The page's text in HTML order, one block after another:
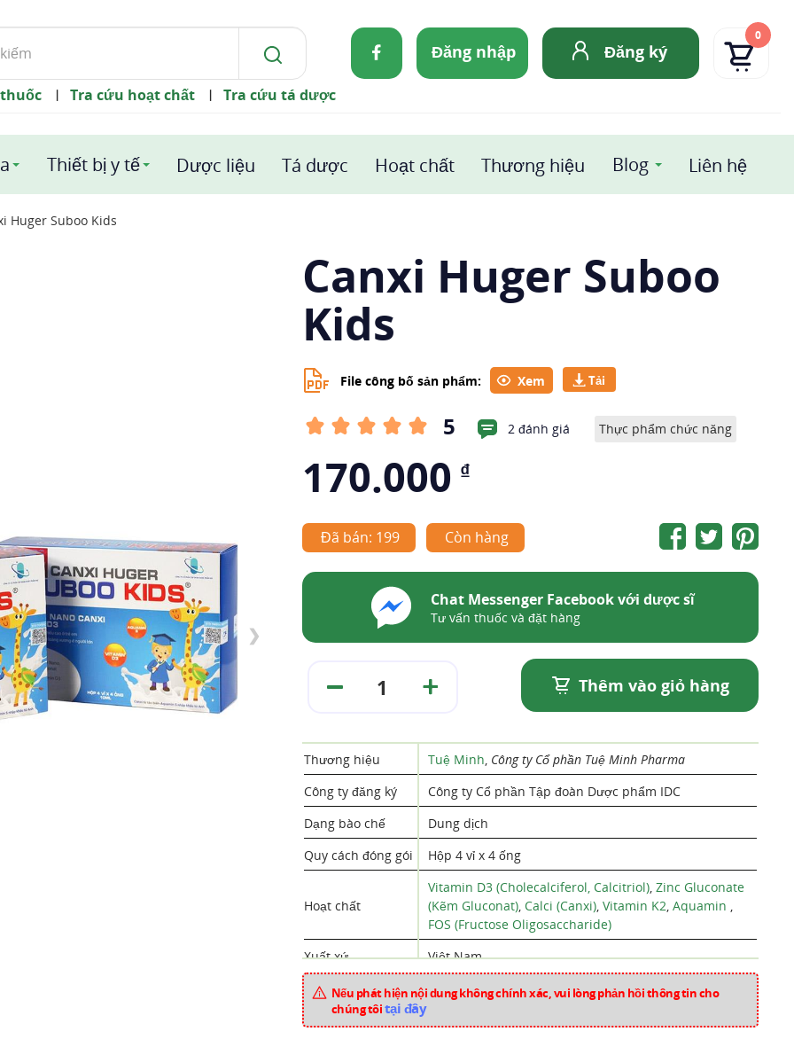
Đăng nhập Đăng ký
0
| Tra cứu hoạt chất | Tra cứu tá dược
Thiết bị y tế Dược liệu Tá dược Hoạt chất Thương hiệu Blog Liên hệ
Huger Suboo Kids
❯
Canxi Huger Suboo
Kids
File công bố sản phẩm: Xem
5 2 đánh giá Thực phẩm chức năng
170.000 ₫
Đã bán: 199 Còn hàng
Chat Messenger Facebook với dược sĩ
Tư vấn thuốc và đặt hàng
Thêm vào giỏ hàng
Thương hiệu Tuệ Minh, Công ty Cổ phần Tuệ Minh Pharma
Công ty đăng ký
Công ty Cổ phần Tập đoàn Dược phẩm IDC
Dạng bào chế
Dung dịch
Quy cách đóng gói
Hộp 4 vỉ x 4 ống
Hoạt chất
Vitamin D3 (Cholecalciferol, Calcitriol), Zinc Gluconate
(Kẽm Gluconat), Calci (Canxi), Vitamin K2, Aquamin ,
FOS (Fructose Oligosaccharide)
Xuất xứ
Việt Nam
Mã sản phẩm
aa4085
Chuyên mục
Nếu phát hiện nội dung không chính xác, vui lòng phản hồi thông tin cho
chúng tôitại đây